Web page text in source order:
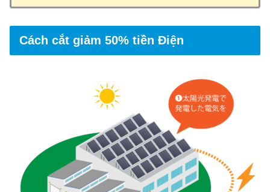
Cách cắt giảm 50% tiền Điện